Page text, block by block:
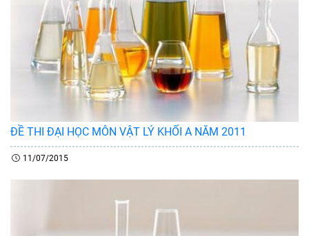
ĐỀ THI ĐẠI HỌC MÔN VẬT LÝ KHỐI A NĂM 2011
11/07/2015